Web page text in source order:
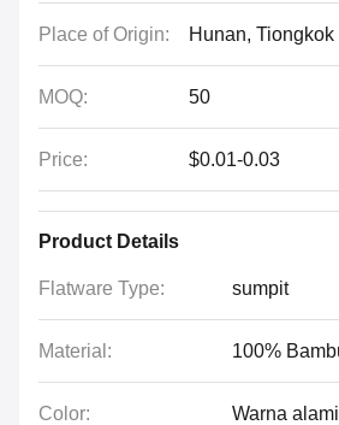
Place of Origin: Hunan, Tiongkok
MOQ: 50
Price: $0.01-0.03
Product Details
Flatware Type: sumpit
Material: 100%
Color: Warna alami